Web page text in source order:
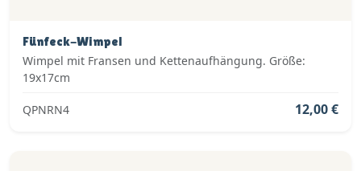
Fünfeck-Wimpel
Wimpel mit Fransen und Kettenaufhängung. Größe:
19x17cm
QPNRN4 12,00 €